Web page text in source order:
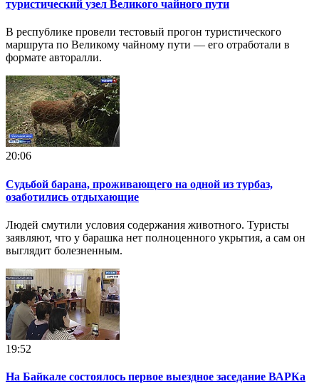
туристический узел Великого чайного пути
В республике провели тестовый прогон туристического
маршрута по Великому чайному пути — его отработали в
формате авторалли.
20:06
Судьбой барана, проживающего на одной из турбаз,
озаботились отдыхающие
Людей смутили условия содержания животного. Туристы
заявляют, что у барашка нет полноценного укрытия, а сам он
выглядит болезненным.
19:52
На Байкале состоялось первое выездное заседание ВАРКа